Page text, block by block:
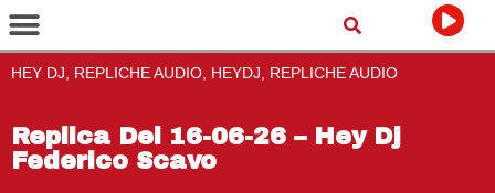
HEY DJ, REPLICHE AUDIO, HEYDJ, REPLICHE AUDIO
Replica Del 16-06-26 – Hey Dj
Federico Scavo